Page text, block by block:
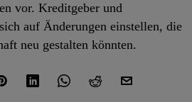
vor. Kreditgeber und
auf Änderungen einstellen, die
neu gestalten könnten.